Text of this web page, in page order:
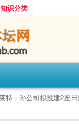
知识分类
特：孙公司拟投建2座